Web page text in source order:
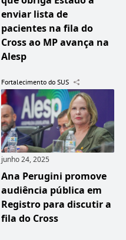
enviar lista de
pacientes na fila do
Cross ao MP avança na
Alesp
Fortalecimento do SUS
junho 24, 2025
Ana Perugini promove
audiência pública em
Registro para discutir a
fila do Cross